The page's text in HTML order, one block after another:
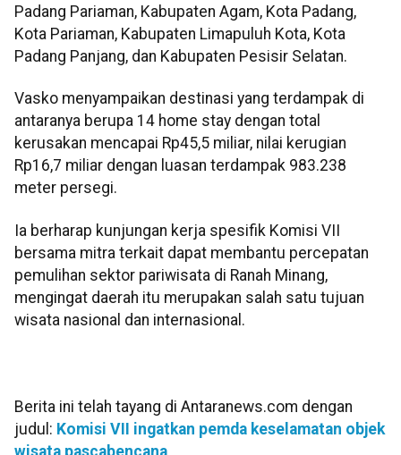
Padang Pariaman, Kabupaten Agam, Kota Padang,
Kota Pariaman, Kabupaten Limapuluh Kota, Kota
Padang Panjang, dan Kabupaten Pesisir Selatan.
Vasko menyampaikan destinasi yang terdampak di
antaranya berupa 14 home stay dengan total
kerusakan mencapai Rp45,5 miliar, nilai kerugian
Rp16,7 miliar dengan luasan terdampak 983.238
meter persegi.
Ia berharap kunjungan kerja spesifik Komisi VII
bersama mitra terkait dapat membantu percepatan
pemulihan sektor pariwisata di Ranah Minang,
mengingat daerah itu merupakan salah satu tujuan
wisata nasional dan internasional.
Berita ini telah tayang di Antaranews.com dengan
judul: Komisi VII ingatkan pemda keselamatan objek